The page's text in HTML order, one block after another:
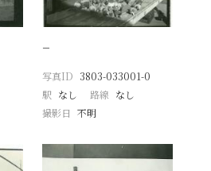
−
写真ID 3803-033001-0
駅 なし 路線 なし
撮影日 不明